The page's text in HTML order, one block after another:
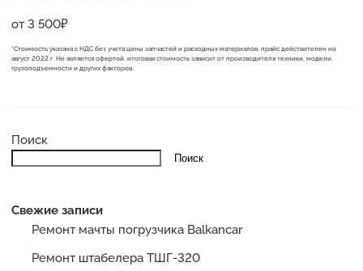
от 3 500₽
*Стоимость указана с НДС без учета цены запчастей и расходных материалов, прайс действителен на
август 2022 г. Не является офертой, итоговая стоимость зависит от производителя техники, модели,
грузоподъемности и других факторов.
Поиск
Поиск
Свежие записи
Ремонт мачты погрузчика Balkancar
Ремонт штабелера ТШГ-320